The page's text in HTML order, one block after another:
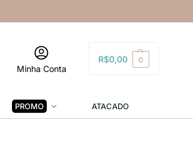
Minha Conta
R$0,00 0
PROMO ATACADO